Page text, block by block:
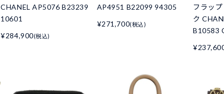
CHANEL AP5076 B23239
10601
¥284,900(税込)
AP4951 B22099 94305
¥271,700(税込)
フラッ
ク
B10583